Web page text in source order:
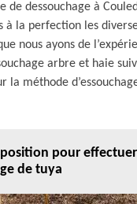
de dessouchage à
à la perfection les
nous ayons de
arbre et haie
la méthode
pour
de tuya